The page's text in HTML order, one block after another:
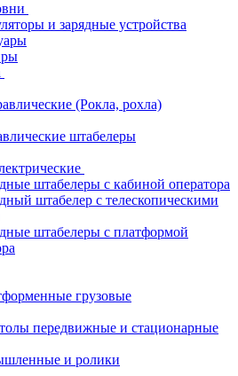
и зарядные устройства
(Рокла, рохла)
штабелеры
штабелеры с кабиной оператора
штабелер с телескопическими
штабелеры с платформой
грузовые
передвижные и стационарные
и ролики